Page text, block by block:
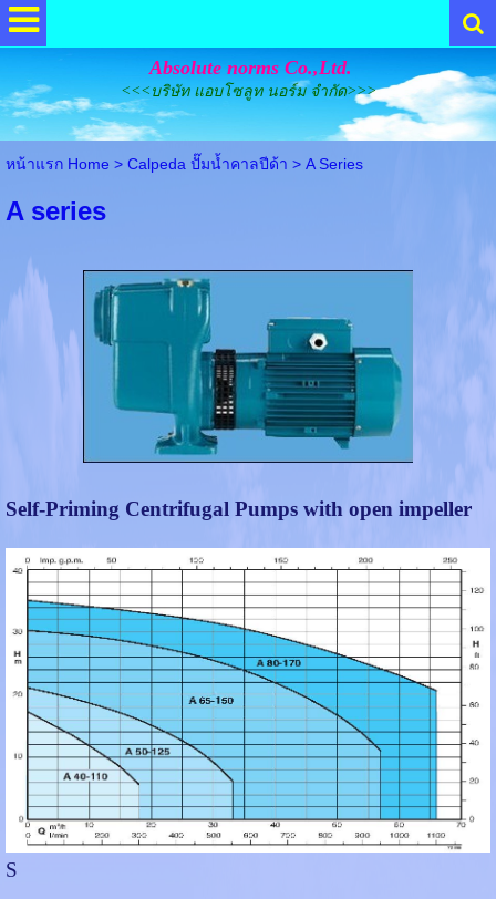
Absolute norms Co.,Ltd.
<<<บริษัท แอบโซลูท นอร์ม จำกัด>>>
หน้าแรก Home > Calpeda ปั๊มน้ำคาลปีด้า > A Series
A series
Self-Priming Centrifugal Pumps with open impeller
S